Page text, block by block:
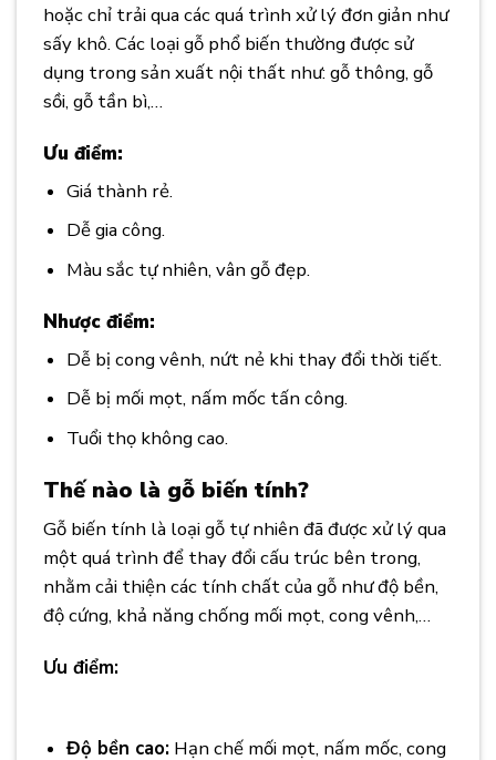
hoặc chỉ trải qua các quá trình xử lý đơn giản như
sấy khô. Các loại gỗ phổ biến thường được sử
dụng trong sản xuất nội thất như: gỗ thông, gỗ
sồi, gỗ tần bì,…
Ưu điểm:
Giá thành rẻ.
Dễ gia công.
Màu sắc tự nhiên, vân gỗ đẹp.
Nhược điểm:
Dễ bị cong vênh, nứt nẻ khi thay đổi thời tiết.
Dễ bị mối mọt, nấm mốc tấn công.
Tuổi thọ không cao.
Thế nào là gỗ biến tính?
Gỗ biến tính là loại gỗ tự nhiên đã được xử lý qua
một quá trình để thay đổi cấu trúc bên trong,
nhằm cải thiện các tính chất của gỗ như độ bền,
độ cứng, khả năng chống mối mọt, cong vênh,…
Ưu điểm:
Độ bền cao:Hạn chế mối mọt, nấm mốc, cong